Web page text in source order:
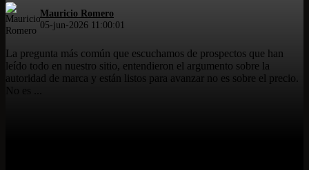
Mauricio Romero
05-jun-2026 11:00:01
La pregunta más común que escuchamos de prospectos que han
leído todo en nuestro sitio, entendieron el argumento sobre la
autoridad de marca y están listos para avanzar no es sobre el precio.
No es ...